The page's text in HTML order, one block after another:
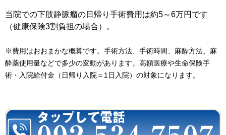
当院での下肢静脈瘤の日帰り手術費用は約5～6万円です
（健康保険3割負担の場合）。
※費用はおおまかな概算です。手術方法、手術時間、麻酔方法、麻
酔薬使用量などで多少の変動があります。高額医療や生命保険手
術・入院給付金（日帰り入院＝1日入院）の対象になります。